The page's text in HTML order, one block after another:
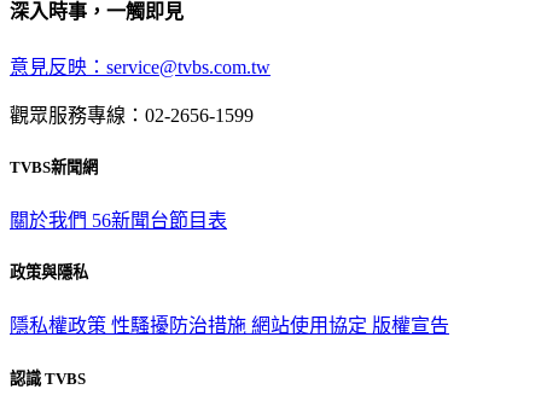
深入時事，一觸即見
意見反映：service@tvbs.com.tw
觀眾服務專線：02-2656-1599
TVBS新聞網
關於我們 56新聞台節目表
政策與隱私
隱私權政策 性騷擾防治措施 網站使用協定 版權宣告
認識 TVBS